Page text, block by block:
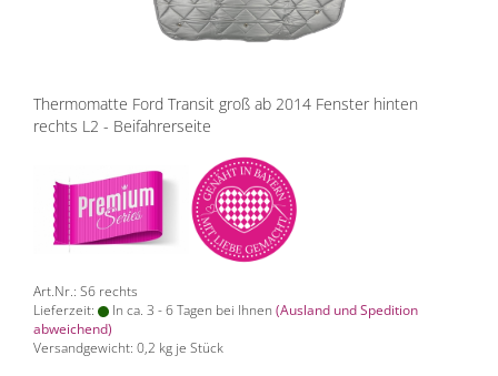
Thermomatte Ford Transit groß ab 2014 Fenster hinten
rechts L2 - Beifahrerseite
Art.Nr.: S6 rechts
Lieferzeit:
In ca. 3 - 6 Tagen bei Ihnen (Ausland und Spedition
abweichend)
Versandgewicht: 0,2 kg je Stück